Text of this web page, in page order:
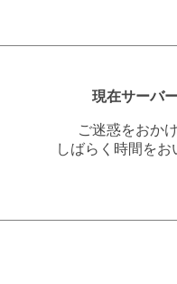
現在サーバ
ご迷惑をおか
しばらく時間を